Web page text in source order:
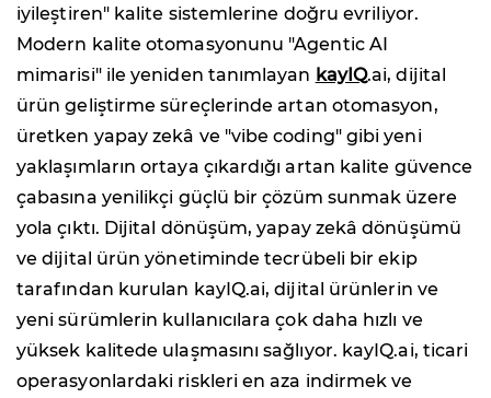
iyileştiren" kalite sistemlerine doğru evriliyor.
Modern kalite otomasyonunu "Agentic AI
mimarisi" ile yeniden tanımlayan kayIQ.ai, dijital
ürün geliştirme süreçlerinde artan otomasyon,
üretken yapay zekâ ve "vibe coding" gibi yeni
yaklaşımların ortaya çıkardığı artan kalite güvence
çabasına yenilikçi güçlü bir çözüm sunmak üzere
yola çıktı. Dijital dönüşüm, yapay zekâ dönüşümü
ve dijital ürün yönetiminde tecrübeli bir ekip
tarafından kurulan kayIQ.ai, dijital ürünlerin ve
yeni sürümlerin kullanıcılara çok daha hızlı ve
yüksek kalitede ulaşmasını sağlıyor. kayIQ.ai, ticari
operasyonlardaki riskleri en aza indirmek ve